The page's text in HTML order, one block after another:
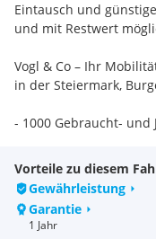
Eintausch und
und mit Restwert
Vogl & Co – Ihr
in der Steiermark,
- 1000 Gebraucht- und
- Persönliche Beratung
Automobilverkäufer
- Von Meisterhand
Vorteile zu diesem
Gewährleistung
Garantie
1 Jahr